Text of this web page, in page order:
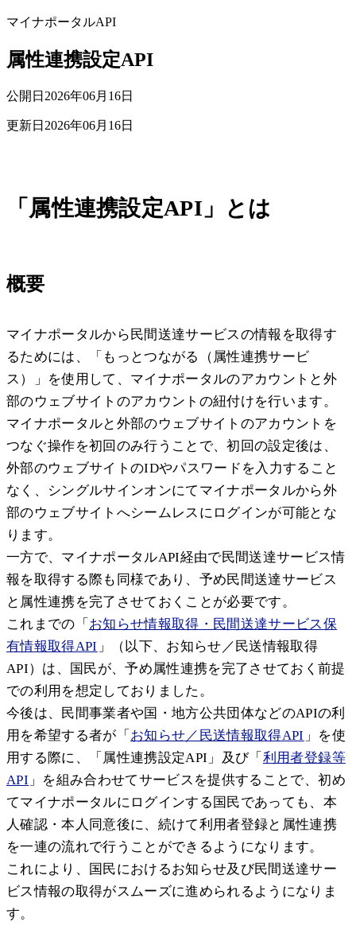
マイナポータルAPI
属性連携設定API
公開日 2026年06月16日
更新日 2026年06月16日
「属性連携設定API」とは
概要
マイナポータルから民間送達サービスの情報を取得す
るためには、「もっとつながる（属性連携サービ
ス）」を使用して、マイナポータルのアカウントと外
部のウェブサイトのアカウントの紐付けを行います。
マイナポータルと外部のウェブサイトのアカウントを
つなぐ操作を初回のみ行うことで、初回の設定後は、
外部のウェブサイトのIDやパスワードを入力すること
なく、シングルサインオンにてマイナポータルから外
部のウェブサイトへシームレスにログインが可能とな
ります。
一方で、マイナポータルAPI経由で民間送達サービス情
報を取得する際も同様であり、予め民間送達サービス
と属性連携を完了させておくことが必要です。
これまでの「 お知らせ情報取得・民間送達サービス保
有情報取得API 」（以下、お知らせ／民送情報取得
API）は、国民が、予め属性連携を完了させておく前提
での利用を想定しておりました。
今後は、民間事業者や国・地方公共団体などのAPIの利
用を希望する者が「 お知らせ／民送情報取得API 」を使
用する際に、「属性連携設定API」及び「 利用者登録等
API 」を組み合わせてサービスを提供することで、初め
てマイナポータルにログインする国民であっても、本
人確認・本人同意後に、続けて利用者登録と属性連携
を一連の流れで行うことができるようになります。
これにより、国民におけるお知らせ及び民間送達サー
ビス情報の取得がスムーズに進められるようになりま
す。